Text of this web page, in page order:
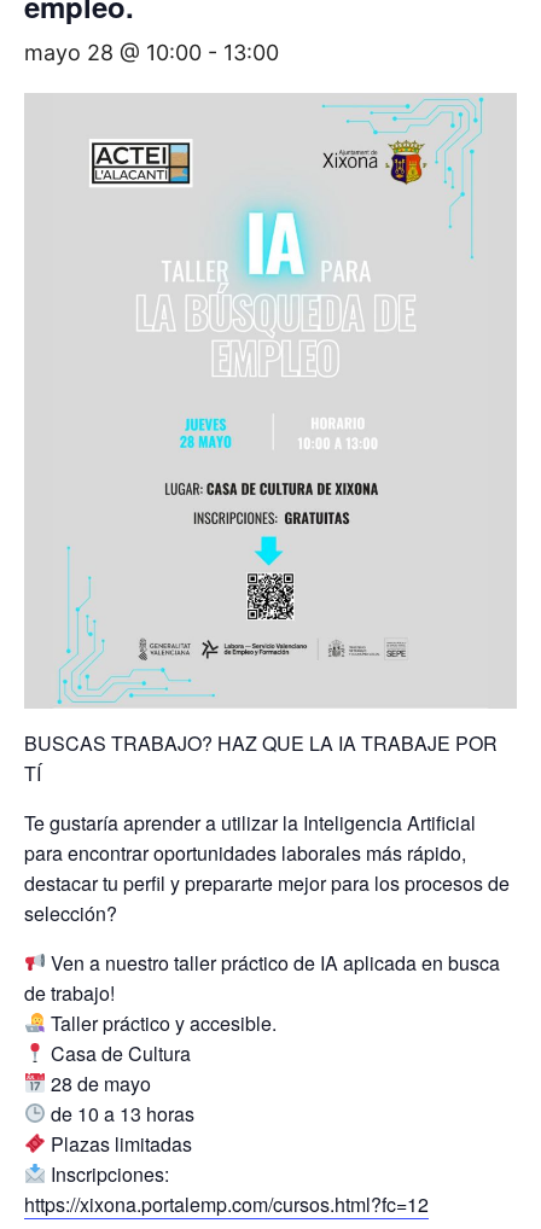
mayo 28 @ 10:00 - 13:00
BUSCAS TRABAJO? HAZ QUE LA IA TRABAJE POR
TÍ
Te gustaría aprender a utilizar la Inteligencia Artificial
para encontrar oportunidades laborales más rápido,
destacar tu perfil y prepararte mejor para los procesos de
selección?
Ven a nuestro taller práctico de IA aplicada en busca
de trabajo!
Taller práctico y accesible.
Casa de Cultura
28 de mayo
de 10 a 13 horas
Plazas limitadas
Inscripciones:
https://xixona.portalemp.com/cursos.html?fc=12